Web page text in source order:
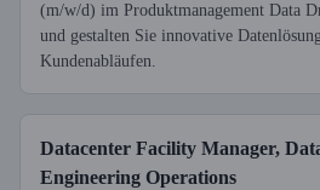
(m/w/d) im Produktmanagement Data
und gestalten Sie innovative
Kundenabläufen.
Datacenter Facility Manager,
Engineering Operations